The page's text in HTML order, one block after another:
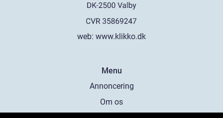
web: www.klikko.dk
Menu
Annoncering
Om os